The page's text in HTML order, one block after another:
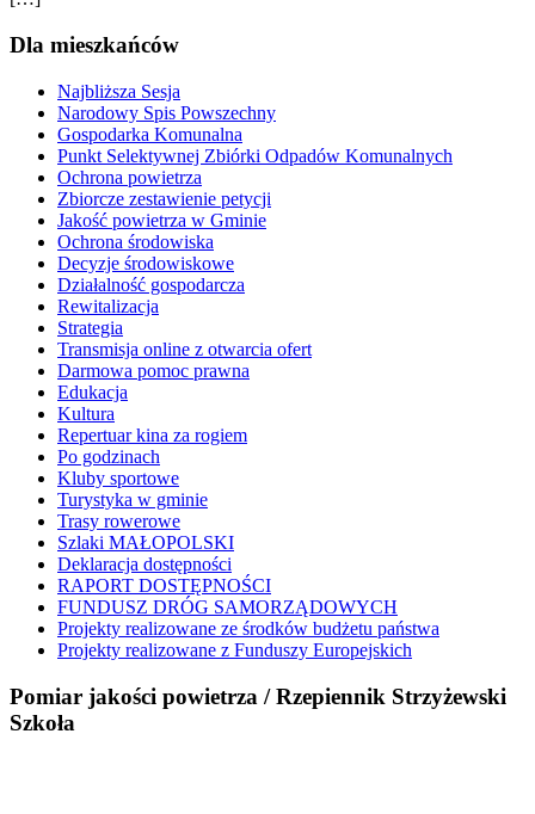
Dla mieszkańców
Najbliższa Sesja
Narodowy Spis Powszechny
Gospodarka Komunalna
Punkt Selektywnej Zbiórki Odpadów Komunalnych
Ochrona powietrza
Zbiorcze zestawienie petycji
Jakość powietrza w Gminie
Ochrona środowiska
Decyzje środowiskowe
Działalność gospodarcza
Rewitalizacja
Strategia
Transmisja online z otwarcia ofert
Darmowa pomoc prawna
Edukacja
Kultura
Repertuar kina za rogiem
Po godzinach
Kluby sportowe
Turystyka w gminie
Trasy rowerowe
Szlaki MAŁOPOLSKI
Deklaracja dostępności
RAPORT DOSTĘPNOŚCI
FUNDUSZ DRÓG SAMORZĄDOWYCH
Projekty realizowane ze środków budżetu państwa
Projekty realizowane z Funduszy Europejskich
Pomiar jakości powietrza / Rzepiennik Strzyżewski
Szkoła